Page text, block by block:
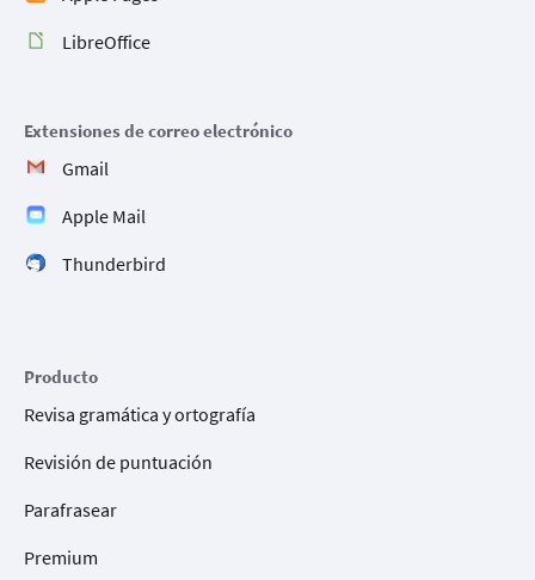
LibreOffice
Extensiones de correo electrónico
Gmail
Apple Mail
Thunderbird
Producto
Revisa gramática y ortografía
Revisión de puntuación
Parafrasear
Premium